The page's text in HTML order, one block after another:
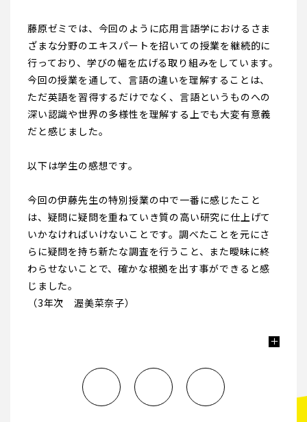
藤原ゼミでは、今回のように応用言語学におけるさま
ざまな分野のエキスパートを招いての授業を継続的に
行っており、学びの幅を広げる取り組みをしています。
今回の授業を通して、言語の違いを理解することは、
ただ英語を習得するだけでなく、言語というものへの
深い認識や世界の多様性を理解する上でも大変有意義
だと感じました。
以下は学生の感想です。
今回の伊藤先生の特別授業の中で一番に感じたこと
は、疑問に疑問を重ねていき質の高い研究に仕上げて
いかなければいけないことです。調べたことを元にさ
らに疑問を持ち新たな調査を行うこと、また曖昧に終
わらせないことで、確かな根拠を出す事ができると感
じました。
（3年次 渥美菜奈子）